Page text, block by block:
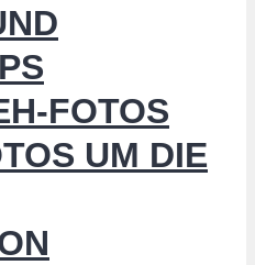
FOTOS
UM DIE